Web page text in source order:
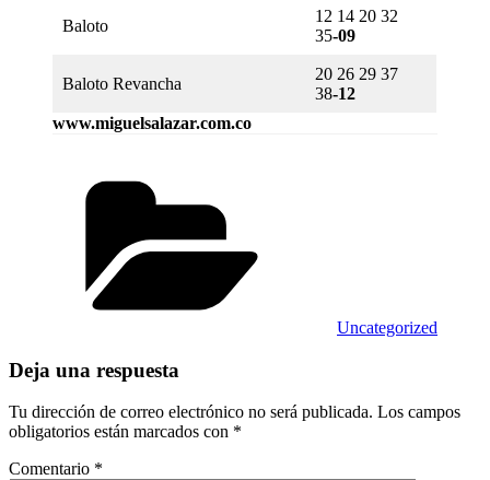
Baloto
12 14 20 32
35-09
Baloto Revancha
20 26 29 37
38-12
www.miguelsalazar.com.co
Uncategorized
Deja una respuesta
Tu dirección de correo electrónico no será publicada. Los campos
obligatorios están marcados con *
Comentario *